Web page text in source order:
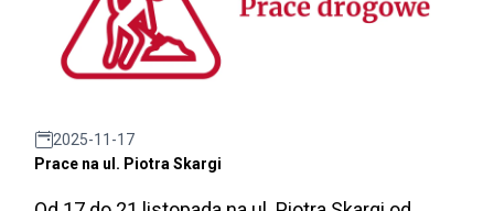
2025-11-17
Prace na ul. Piotra Skargi